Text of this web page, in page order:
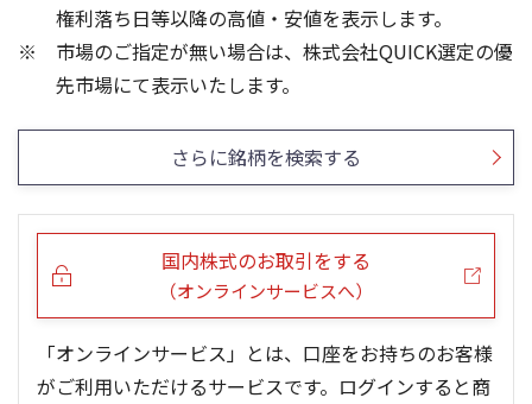
13週移動平均 26週移動平均 出来高(千)
1,500
0
100
200
5ヶ月移動平均 25ヶ月移動平均 出来高(千)
500
0
300
権利落ち日等以降の高値・安値を表示します。
市場のご指定が無い場合は、株式会社QUICK選定の優
先市場にて表示いたします。
さらに銘柄を検索する
国内株式のお取引をする
（オンラインサービスへ）
「オンラインサービス」とは、口座をお持ちのお客様
がご利用いただけるサービスです。ログインすると商